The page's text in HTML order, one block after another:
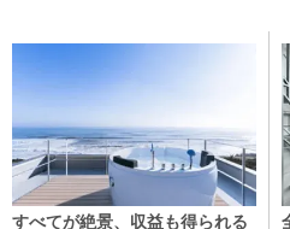
すべてが絶景、収益も得られる